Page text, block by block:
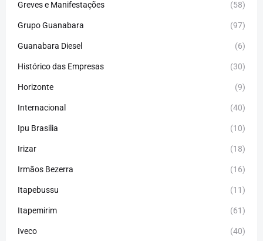
Greves e Manifestações (58)
Grupo Guanabara (97)
Guanabara Diesel (6)
Histórico das Empresas (30)
Horizonte (9)
Internacional (40)
Ipu Brasilia (10)
Irizar (18)
Irmãos Bezerra (16)
Itapebussu (11)
Itapemirim (61)
Iveco (40)